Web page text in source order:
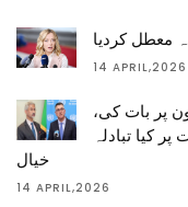
معطل کردیا
14 APRIL,2026
پر بات کی،
پر کیا تبادلہ
خیال
14 APRIL,2026